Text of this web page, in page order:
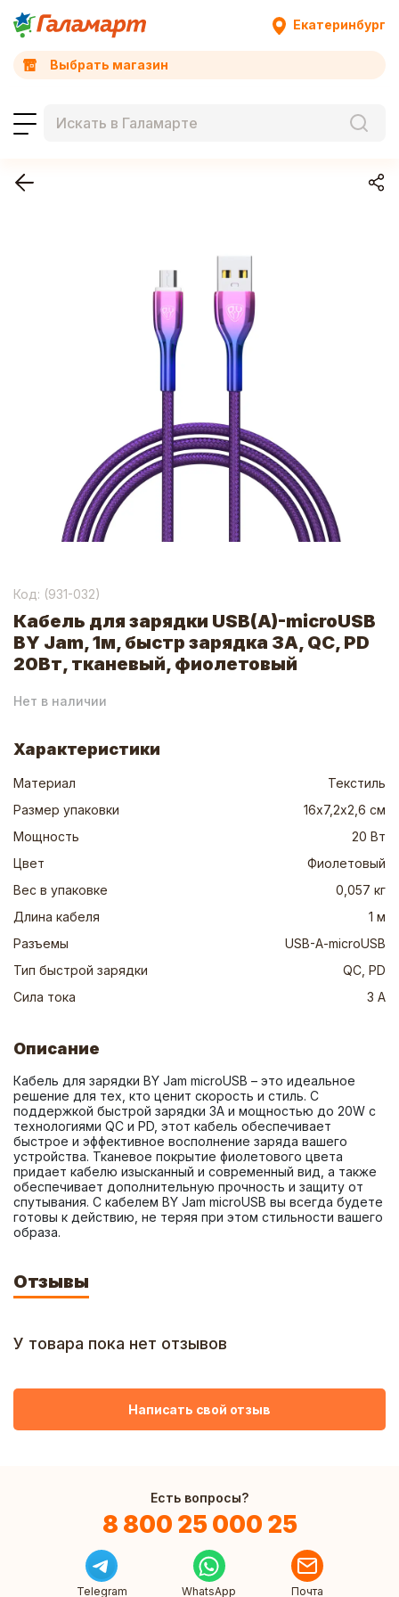
Екатеринбург
Выбрать магазин
Код: (931-032)
Кабель для зарядки USB(A)-microUSB
BY Jam, 1м, быстр зарядка 3А, QC, PD
20Вт, тканевый, фиолетовый
Нет в наличии
Характеристики
Материал
Текстиль
Размер упаковки
16х7,2х2,6 см
Мощность
20 Вт
Цвет
Фиолетовый
Вес в упаковке
0,057 кг
Длина кабеля
1 м
Разъемы
USB-A-microUSB
Тип быстрой зарядки
QC, PD
Сила тока
3 А
Описание
Кабель для зарядки BY Jam microUSB – это идеальное
решение для тех, кто ценит скорость и стиль. С
поддержкой быстрой зарядки 3А и мощностью до 20W с
технологиями QC и PD, этот кабель обеспечивает
быстрое и эффективное восполнение заряда вашего
устройства. Тканевое покрытие фиолетового цвета
придает кабелю изысканный и современный вид, а также
обеспечивает дополнительную прочность и защиту от
спутывания. С кабелем BY Jam microUSB вы всегда будете
готовы к действию, не теряя при этом стильности вашего
образа.
Отзывы
У товара пока нет отзывов
Написать свой отзыв
Есть вопросы?
8 800 25 000 25
Telegram WhatsApp Почта